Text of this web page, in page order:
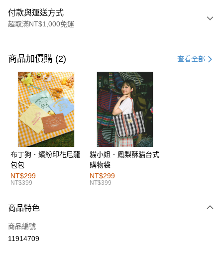
付款與運送方式
超取滿NT$1,000免運
信用卡一次付款
購物金
超商取貨付款
LINE Pay
街口支付
運送方式
全家取貨付款
每筆NT$60，滿NT$1,000(含以上)免運費
付款後全家取貨
萊爾富取貨付款
商品加價購 (2) 查看全部
布丁狗．繽紛印花尼龍
包包
NT$299
NT$399
貓小姐．鳳梨酥貓台式
購物袋
NT$299
NT$399
商品特色
商品編號
11914709